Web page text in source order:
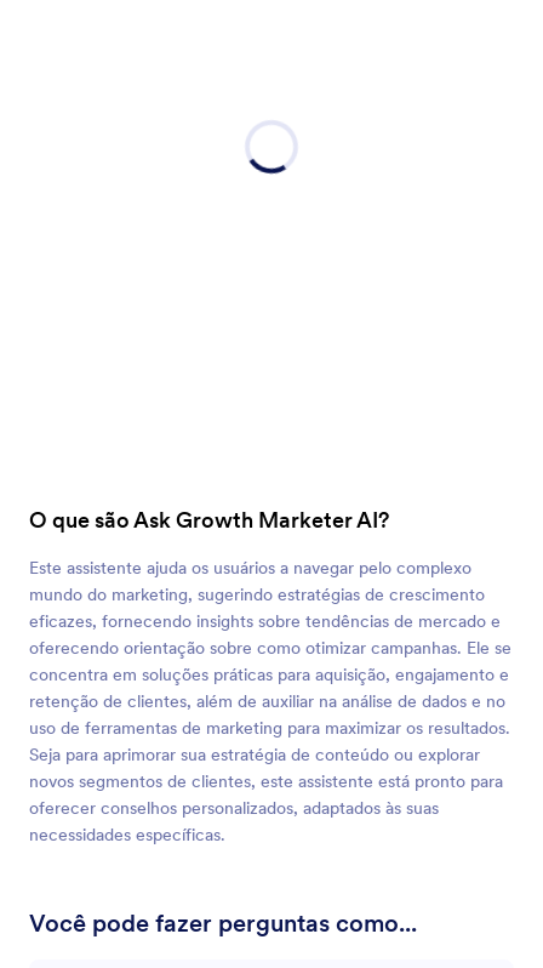
O que são Ask Growth Marketer AI?
Este assistente ajuda os usuários a navegar pelo complexo
mundo do marketing, sugerindo estratégias de crescimento
eficazes, fornecendo insights sobre tendências de mercado e
oferecendo orientação sobre como otimizar campanhas. Ele se
concentra em soluções práticas para aquisição, engajamento e
retenção de clientes, além de auxiliar na análise de dados e no
uso de ferramentas de marketing para maximizar os resultados.
Seja para aprimorar sua estratégia de conteúdo ou explorar
novos segmentos de clientes, este assistente está pronto para
oferecer conselhos personalizados, adaptados às suas
necessidades específicas.
Você pode fazer perguntas como...